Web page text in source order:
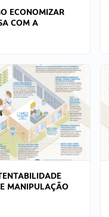
ECONOMIZAR
COM A
MANIPULAÇÃO